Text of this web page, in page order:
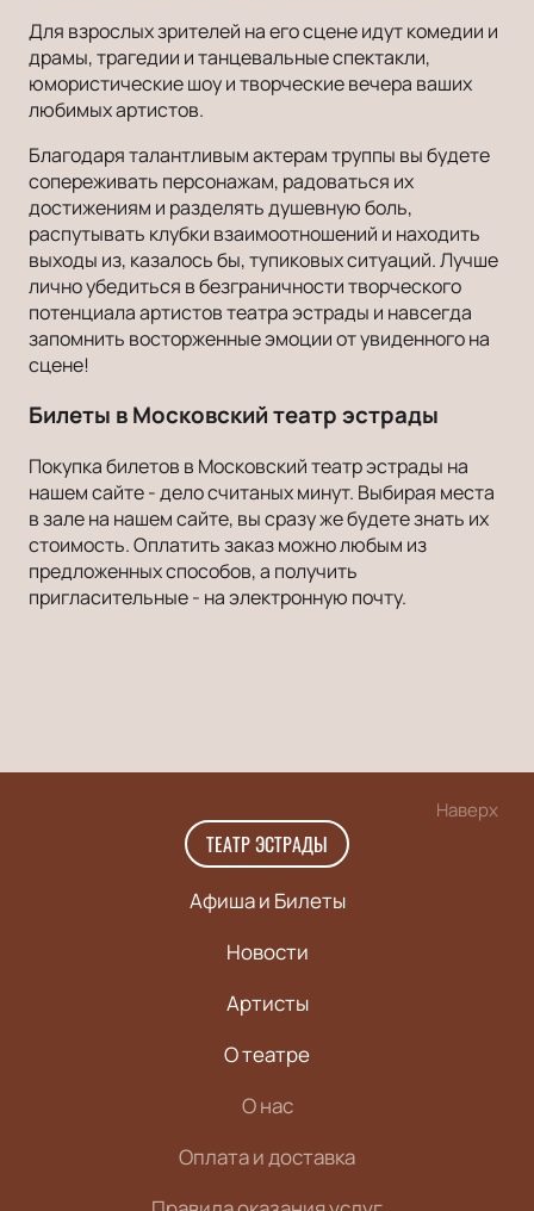
Для взрослых зрителей на его сцене идут комедии и
драмы, трагедии и танцевальные спектакли,
юмористические шоу и творческие вечера ваших
любимых артистов.
Благодаря талантливым актерам труппы вы будете
сопереживать персонажам, радоваться их
достижениям и разделять душевную боль,
распутывать клубки взаимоотношений и находить
выходы из, казалось бы, тупиковых ситуаций. Лучше
лично убедиться в безграничности творческого
потенциала артистов театра эстрады и навсегда
запомнить восторженные эмоции от увиденного на
сцене!
Билеты в Московский театр эстрады
Покупка билетов в Московский театр эстрады на
нашем сайте - дело считаных минут. Выбирая места
в зале на нашем сайте, вы сразу же будете знать их
стоимость. Оплатить заказ можно любым из
предложенных способов, а получить
пригласительные - на электронную почту.
Наверх
ТЕАТР ЭСТРАДЫ
Афиша и Билеты
Новости
Артисты
О театре
О нас
Оплата и доставка